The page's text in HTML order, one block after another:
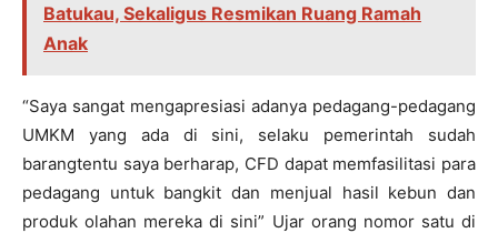
Batukau, Sekaligus Resmikan Ruang Ramah
Anak
“Saya sangat mengapresiasi adanya pedagang-pedagang
UMKM yang ada di sini, selaku pemerintah sudah
barangtentu saya berharap, CFD dapat memfasilitasi para
pedagang untuk bangkit dan menjual hasil kebun dan
produk olahan mereka di sini” Ujar orang nomor satu di